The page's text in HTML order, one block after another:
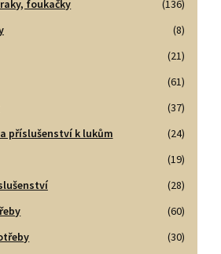
foukačky
(136)
(8)
(21)
(61)
(37)
příslušenství k lukům
(24)
(19)
(28)
(60)
(30)